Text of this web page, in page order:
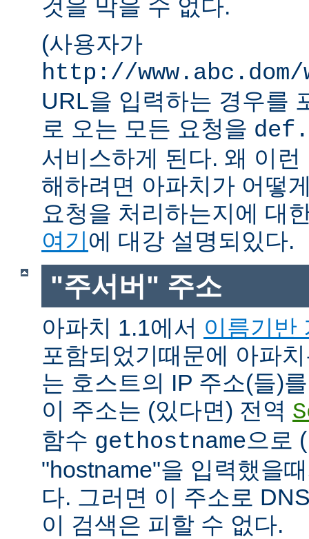
것을 막을 수 없다.
(사용자가
http://www.abc.dom/
URL을 입력하는 경우를
로 오는 모든 요청을
서비스하게 된다. 왜 이
해하려면 아파치가 어떻
요청을 처리하는지에 대
여기에 대강 설명되있다.
"주서버" 주소
아파치 1.1에서 이름기반
포함되었기때문에 아파
는 호스트의 IP 주소(들)
이 주소는 (있다면) 전역
함수 gethostname으로
"hostname"을 입력했을
다. 그러면 이 주소로
이 검색은 피할 수 없다.